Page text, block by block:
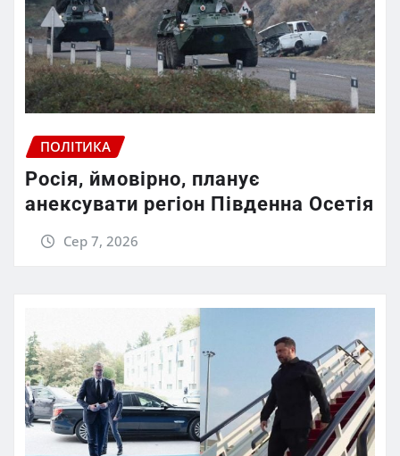
ПОЛІТИКА
Росія, ймовірно, планує
анексувати регіон Південна Осетія
Сер 7, 2026